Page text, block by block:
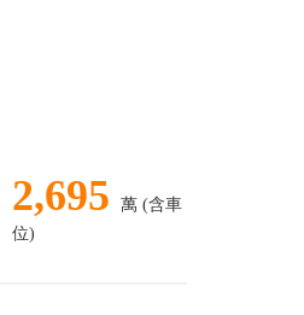
2,695
萬 (含車
位)